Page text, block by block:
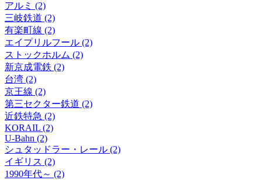
アルミ (2)
三岐鉄道 (2)
有楽町線 (2)
エイプリルフール (2)
ストックホルム (2)
新京成電鉄 (2)
台湾 (2)
京王線 (2)
第三セクター鉄道 (2)
近鉄特急 (2)
KORAIL (2)
U-Bahn (2)
シュタッドラー・レール (2)
イギリス (2)
1990年代～ (2)